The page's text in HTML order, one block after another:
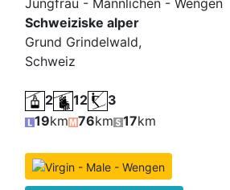
Jungfrau - Männlichen - Wengen
Schweiziske alper
Grund Grindelwald,
Schweiz
2 12
3
19km 76km 17km